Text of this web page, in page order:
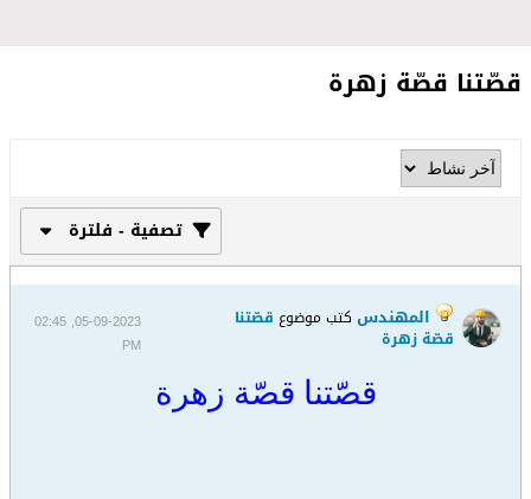
قصّتنا قصّة زهرة
تصفية - فلترة
المهندس كتب موضوع قصّتنا
قصّة زهرة
05-09-2023, 02:45
PM
قصّتنا قصّة زهرة